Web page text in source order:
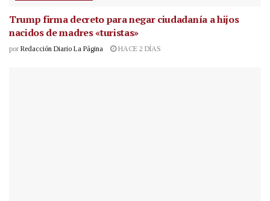
Trump firma decreto para negar ciudadanía a hijos
nacidos de madres «turistas»
por Redacción Diario La Página HACE 2 DÍAS